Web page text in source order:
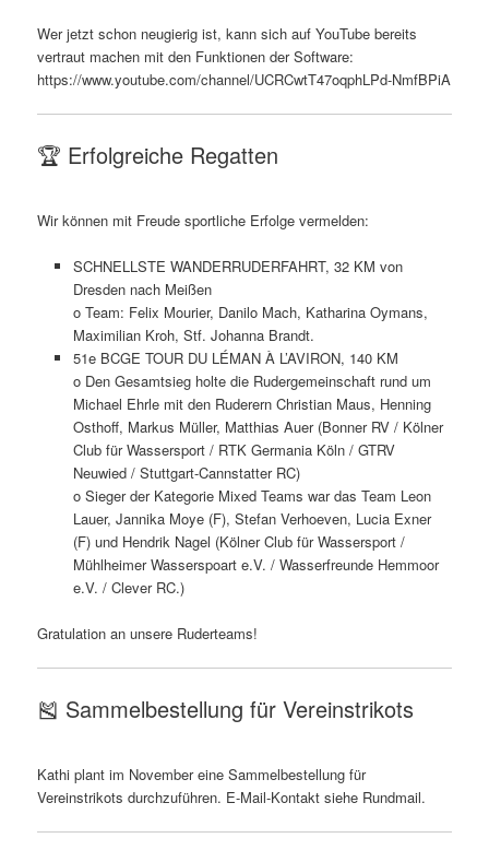
Wer jetzt schon neugierig ist, kann sich auf YouTube bereits
vertraut machen mit den Funktionen der Software:
https://www.youtube.com/channel/UCRCwtT47oqphLPd-NmfBPiA
🏆 Erfolgreiche Regatten
Wir können mit Freude sportliche Erfolge vermelden:
SCHNELLSTE WANDERRUDERFAHRT, 32 KM von
Dresden nach Meißen
o Team: Felix Mourier, Danilo Mach, Katharina Oymans,
Maximilian Kroh, Stf. Johanna Brandt.
51e BCGE TOUR DU LÉMAN À L’AVIRON, 140 KM
o Den Gesamtsieg holte die Rudergemeinschaft rund um
Michael Ehrle mit den Ruderern Christian Maus, Henning
Osthoff, Markus Müller, Matthias Auer (Bonner RV / Kölner
Club für Wassersport / RTK Germania Köln / GTRV
Neuwied / Stuttgart-Cannstatter RC)
o Sieger der Kategorie Mixed Teams war das Team Leon
Lauer, Jannika Moye (F), Stefan Verhoeven, Lucia Exner
(F) und Hendrik Nagel (Kölner Club für Wassersport /
Mühlheimer Wasserspoart e.V. / Wasserfreunde Hemmoor
e.V. / Clever RC.)
Gratulation an unsere Ruderteams!
🎽 Sammelbestellung für Vereinstrikots
Kathi plant im November eine Sammelbestellung für
Vereinstrikots durchzuführen. E-Mail-Kontakt siehe Rundmail.